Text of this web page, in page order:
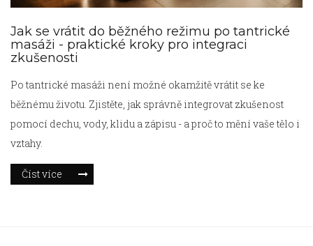
Jak se vrátit do běžného režimu po tantrické
masáži - praktické kroky pro integraci
zkušenosti
Po tantrické masáži není možné okamžitě vrátit se ke
běžnému životu. Zjistěte, jak správně integrovat zkušenost
pomocí dechu, vody, klidu a zápisu - a proč to mění vaše tělo i
vztahy.
Číst více